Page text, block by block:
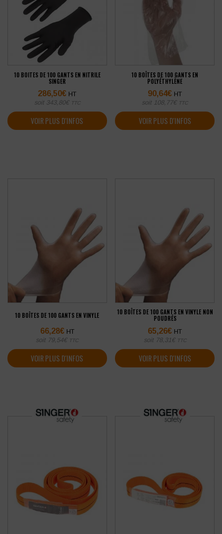
10 BOITES DE 100 GANTS EN NITRILE
SINGER
286,50€ HT
soit 343,80€ TTC
VOIR PLUS D'INFOS
10 BOÎTES DE 100 GANTS EN
POLYÉTHYLÈNE
90,64€ HT
soit 108,77€ TTC
VOIR PLUS D'INFOS
10 BOÎTES DE 100 GANTS EN VINYLE
66,28€ HT
soit 79,54€ TTC
VOIR PLUS D'INFOS
10 BOÎTES DE 100 GANTS EN VINYLE NON
POUDRÉS
65,26€ HT
soit 78,31 € TTC
VOIR PLUS D'INFOS